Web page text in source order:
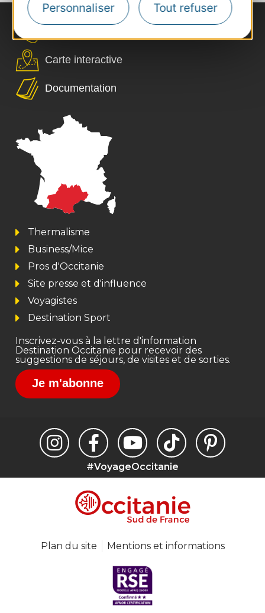
Personnaliser Tout refuser
Carte interactive
Documentation
Thermalisme
Business/Mice
Pros d'Occitanie
Site presse et d'influence
Voyagistes
Destination Sport
Inscrivez-vous à la lettre d'information
Destination Occitanie pour recevoir des
suggestions de séjours, de visites et de sorties.
Je m'abonne
#VoyageOccitanie
Plan du site Mentions et informations